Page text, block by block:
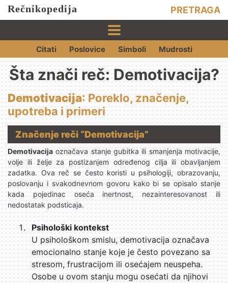
Rečnikopedija PRETRAGA
Citati Poslovice Simboli Mudrosti
Šta znači reč: Demotivacija?
Demotivacija: Poreklo, značenje,
upotreba i primeri
Značenje reči “Demotivacija”
Demotivacija označava stanje gubitka ili smanjenja motivacije,
volje ili želje za postizanjem određenog cilja ili obavljanjem
zadatka. Ova reč se često koristi u psihologiji, obrazovanju,
poslovanju i svakodnevnom govoru kako bi se opisalo stanje
kada pojedinac oseća inertnost, nezainteresovanost ili
nedostatak podsticaja.
Psihološki kontekst
U psihološkom smislu, demotivacija označava
emocionalno stanje koje je često povezano sa
stresom, frustracijom ili osećajem neuspeha.
Osobe u ovom stanju mogu osećati da njihovi